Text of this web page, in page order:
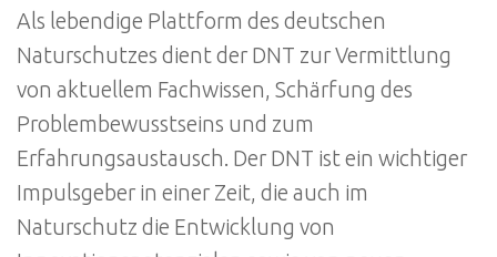
Als lebendige Plattform des deutschen
Naturschutzes dient der DNT zur Vermittlung
von aktuellem Fachwissen, Schärfung des
Problembewusstseins und zum
Erfahrungsaustausch. Der DNT ist ein wichtiger
Impulsgeber in einer Zeit, die auch im
Naturschutz die Entwicklung von